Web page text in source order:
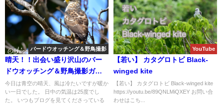
バードウオッチング＆野鳥撮影
晴天！！出会い盛り沢山のバー
ドウオッチング＆野鳥撮影ガイ
ド。
今日は青空の晴天、風は冷たいですが暖か
い一日でした。 日中の気温は25度でし
た。 いつもブログを見てくださっている
YouTube
【若い】 カタグロトビ Black-
winged kite
【若い】 カタグロトビ Black-winged kite
https://youtu.be/89QNLMiQXEY お問い合
わせはこち...